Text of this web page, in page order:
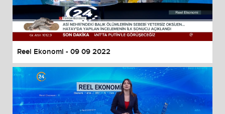
Reel Ekonomi - 09 09 2022